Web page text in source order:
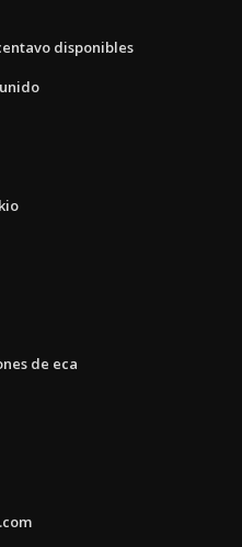
disponibles
de eca